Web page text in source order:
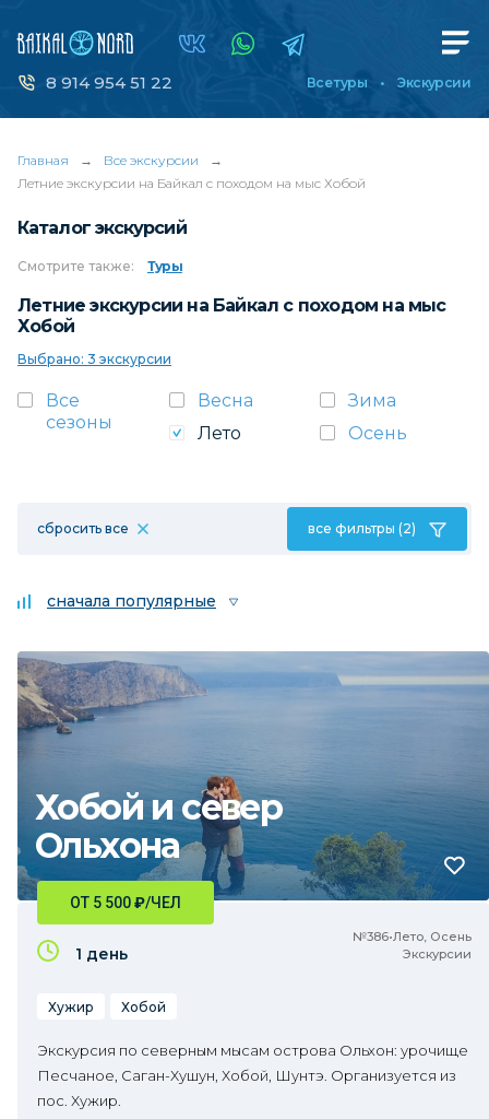
8 914 954 51 22 Все туры Экскурсии
Главная → Все экскурсии
→
Летние экскурсии на Байкал с походом на мыс Хобой
Каталог экскурсий
Смотрите также: Туры
Летние экскурсии на Байкал с походом на мыс
Хобой
Выбрано: 3 экскурсии
Все
сезоны
Весна
Зима
Лето
Осень
сбросить все все фильтры (2)
сначала популярные
Хобой и север
Ольхона
№386•Лето, Осень
Экскурсии
ОТ 5 500₽/ЧЕЛ
1 день
Хужир Хобой
Экскурсия по северным мысам острова Ольхон: урочище
Песчаное, Саган-Хушун, Хобой, Шунтэ. Организуется из
пос. Хужир.